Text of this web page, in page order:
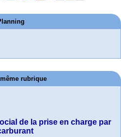
rubrique
de la prise en charge par